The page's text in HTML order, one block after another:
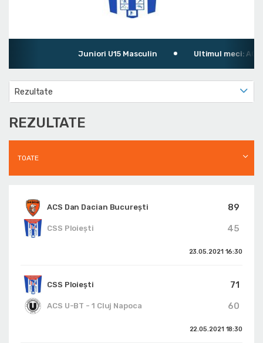
Juniori U15 Masculin Ultimul meci: ACS
Rezultate
REZULTATE
TOATE
ACS Dan Dacian Bucureşti
89
45
CSS Ploiești
23.05.2021 16:30
CSS Ploiești
71
60
ACS U-BT - 1 Cluj Napoca
22.05.2021 18:30